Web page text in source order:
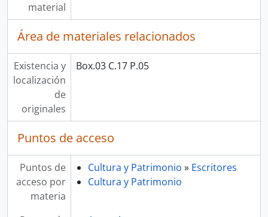
material
Área de materiales relacionados
Existencia y
localización
de
originales
Box.03 C.17 P.05
Puntos de acceso
Puntos de
acceso por
materia
Cultura y Patrimonio » Escritores
Cultura y Patrimonio